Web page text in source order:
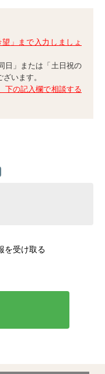
」まで入力しましょ
日」または「土日祝の
います。
下の記入欄で相談する
を受け取る